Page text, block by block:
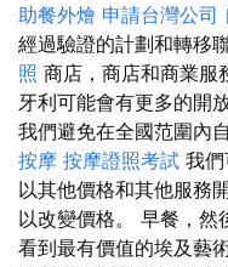
助餐外燴 申請台灣公司
經過驗證的計劃和轉移
照 商店，商店和商業服
牙利可能會有更多的開
我們避免在全國范圍內
按摩 按摩證照考試 我
以其他價格和其他服務
以改變價格。 早餐，然
看到最有價值的埃及藝